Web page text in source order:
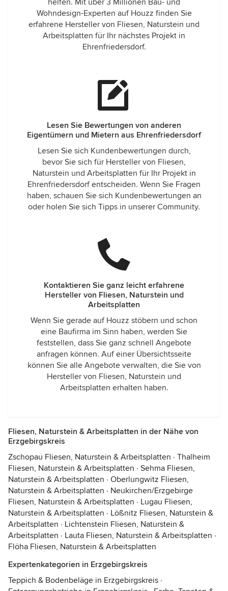
helfen. Mit über 3 Millionen Bau- und
Wohndesign-Experten auf Houzz finden Sie
erfahrene Hersteller von Fliesen, Naturstein und
Arbeitsplatten für Ihr nächstes Projekt in
Ehrenfriedersdorf.
Lesen Sie Bewertungen von anderen
Eigentümern und Mietern aus Ehrenfriedersdorf
Lesen Sie sich Kundenbewertungen durch,
bevor Sie sich für Hersteller von Fliesen,
Naturstein und Arbeitsplatten für Ihr Projekt in
Ehrenfriedersdorf entscheiden. Wenn Sie Fragen
haben, schauen Sie sich Kundenbewertungen an
oder holen Sie sich Tipps in unserer Community.
Kontaktieren Sie ganz leicht erfahrene
Hersteller von Fliesen, Naturstein und
Arbeitsplatten
Wenn Sie gerade auf Houzz stöbern und schon
eine Baufirma im Sinn haben, werden Sie
feststellen, dass Sie ganz schnell Angebote
anfragen können. Auf einer Übersichtsseite
können Sie alle Angebote verwalten, die Sie von
Hersteller von Fliesen, Naturstein und
Arbeitsplatten erhalten haben.
Fliesen, Naturstein & Arbeitsplatten in der Nähe von
Erzgebirgskreis
Zschopau Fliesen, Naturstein & Arbeitsplatten · Thalheim
Fliesen, Naturstein & Arbeitsplatten · Sehma Fliesen,
Naturstein & Arbeitsplatten · Oberlungwitz Fliesen,
Naturstein & Arbeitsplatten · Neukirchen/Erzgebirge
Fliesen, Naturstein & Arbeitsplatten · Lugau Fliesen,
Naturstein & Arbeitsplatten · Lößnitz Fliesen, Naturstein &
Arbeitsplatten · Lichtenstein Fliesen, Naturstein &
Arbeitsplatten · Lauta Fliesen, Naturstein & Arbeitsplatten ·
Flöha Fliesen, Naturstein & Arbeitsplatten
Expertenkategorien in Erzgebirgskreis
Teppich & Bodenbeläge in Erzgebirgskreis ·